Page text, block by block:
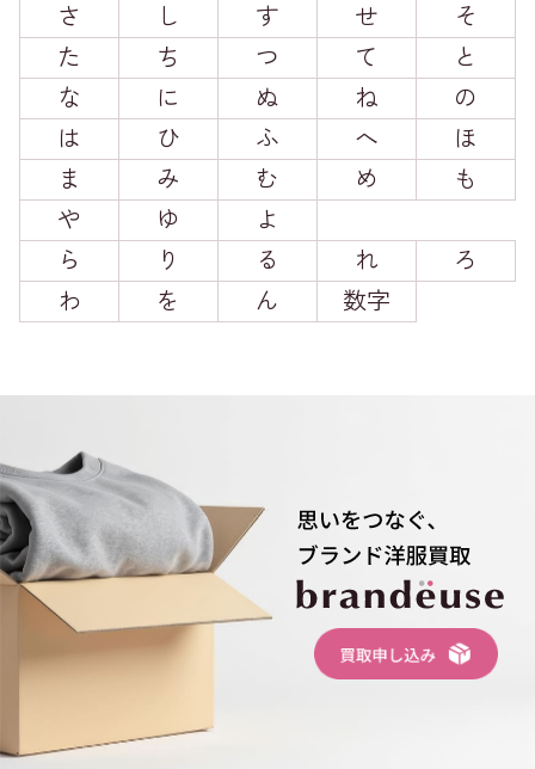
さ
し す せ
そ
た
ち つ て
と
な
に ぬ ね
の
は
ひ ふ へ
ほ
ま
み む め
も
や
ゆ
よ
ら
り る れ
ろ
わ
を ん 数字